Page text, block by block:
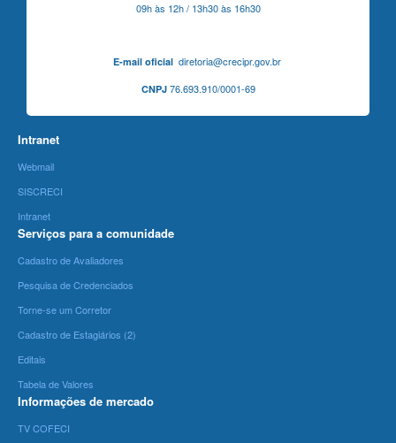
09h às 12h / 13h30 às 16h30
E-mail oficialdiretoria@crecipr.gov.br
CNPJ76.693.910/0001-69
Intranet
Webmail
SISCRECI
Intranet
Serviços para a comunidade
Cadastro de Avaliadores
Pesquisa de Credenciados
Torne-se um Corretor
Cadastro de Estagiários (2)
Editais
Tabela de Valores
Informações de mercado
TV COFECI